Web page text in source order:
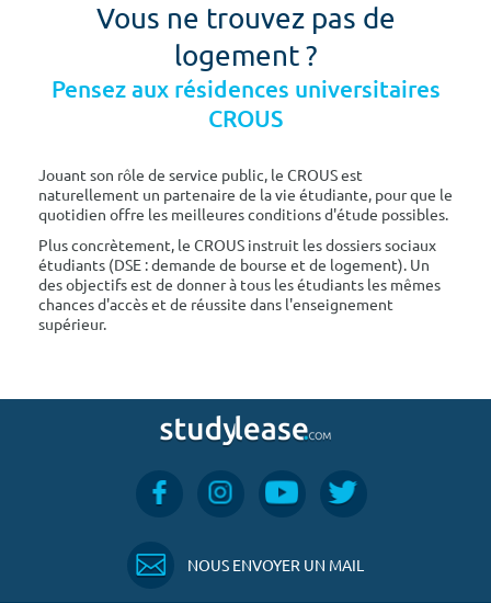
Vous ne trouvez pas de
logement ?
Pensez aux résidences universitaires
CROUS
Jouant son rôle de service public, le CROUS est
naturellement un partenaire de la vie étudiante, pour que le
quotidien offre les meilleures conditions d'étude possibles.
Plus concrètement, le CROUS instruit les dossiers sociaux
étudiants (DSE : demande de bourse et de logement). Un
des objectifs est de donner à tous les étudiants les mêmes
chances d'accès et de réussite dans l'enseignement
supérieur.
NOUS ENVOYER UN MAIL